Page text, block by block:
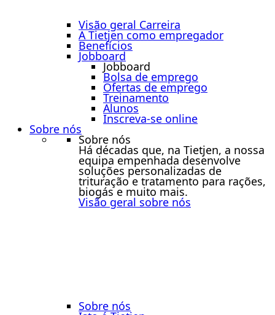
Visão geral Carreira
A Tietjen como empregador
Benefícios
Jobboard
Jobboard
Bolsa de emprego
Ofertas de emprego
Treinamento
Alunos
Inscreva-se online
Sobre nós
Sobre nós
Há décadas que, na Tietjen, a nossa
equipa empenhada desenvolve
soluções personalizadas de
trituração e tratamento para rações,
biogás e muito mais.
Visão geral sobre nós
Sobre nós